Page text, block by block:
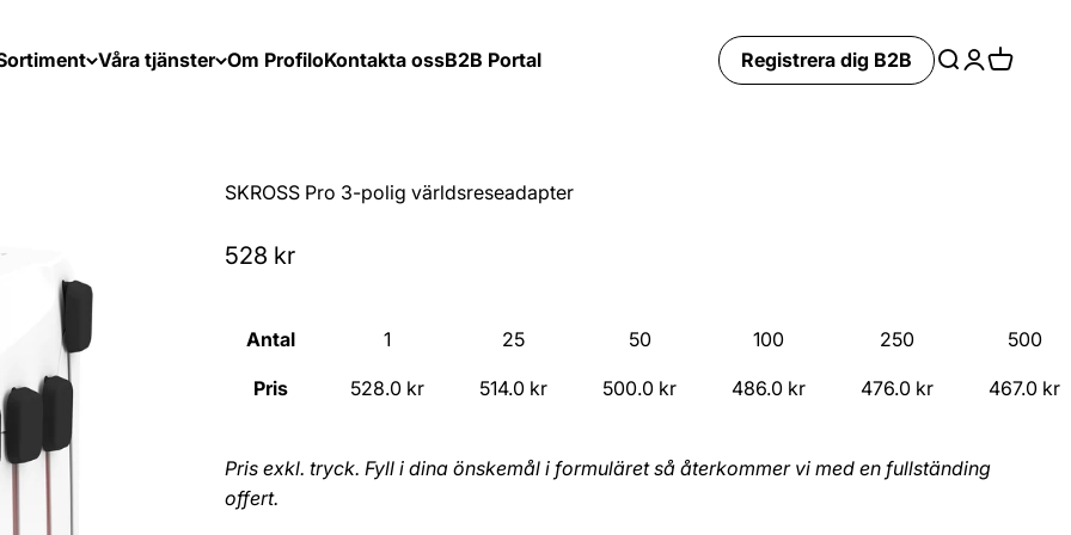
Våra tjänster Om ProfiloKontakta ossB2B Portal
Registrera dig B2B
Search
Login
Cart
SKROSS Pro 3-polig världsreseadapter
Sale price
528 kr
Antal
Pris
1
528.0 kr
25
514.0 kr
50
500.0 kr
100
486.0 kr
250
476.0 kr
500
467.0 kr
Pris exkl. tryck. Fyll i dina önskemål i formuläret så återkommer vi med en fullständing
offert.